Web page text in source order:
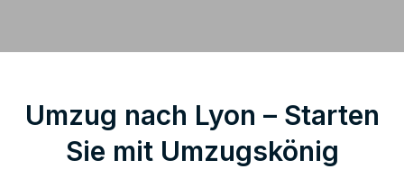
Umzug nach Lyon – Starten
Sie mit Umzugskönig